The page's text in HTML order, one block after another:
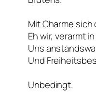
Mit Charme
Eh wir, verarmt
Uns
Und
Unbedingt.